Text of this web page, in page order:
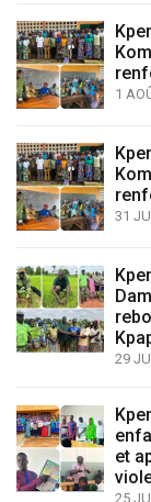
1
31
29
et
25